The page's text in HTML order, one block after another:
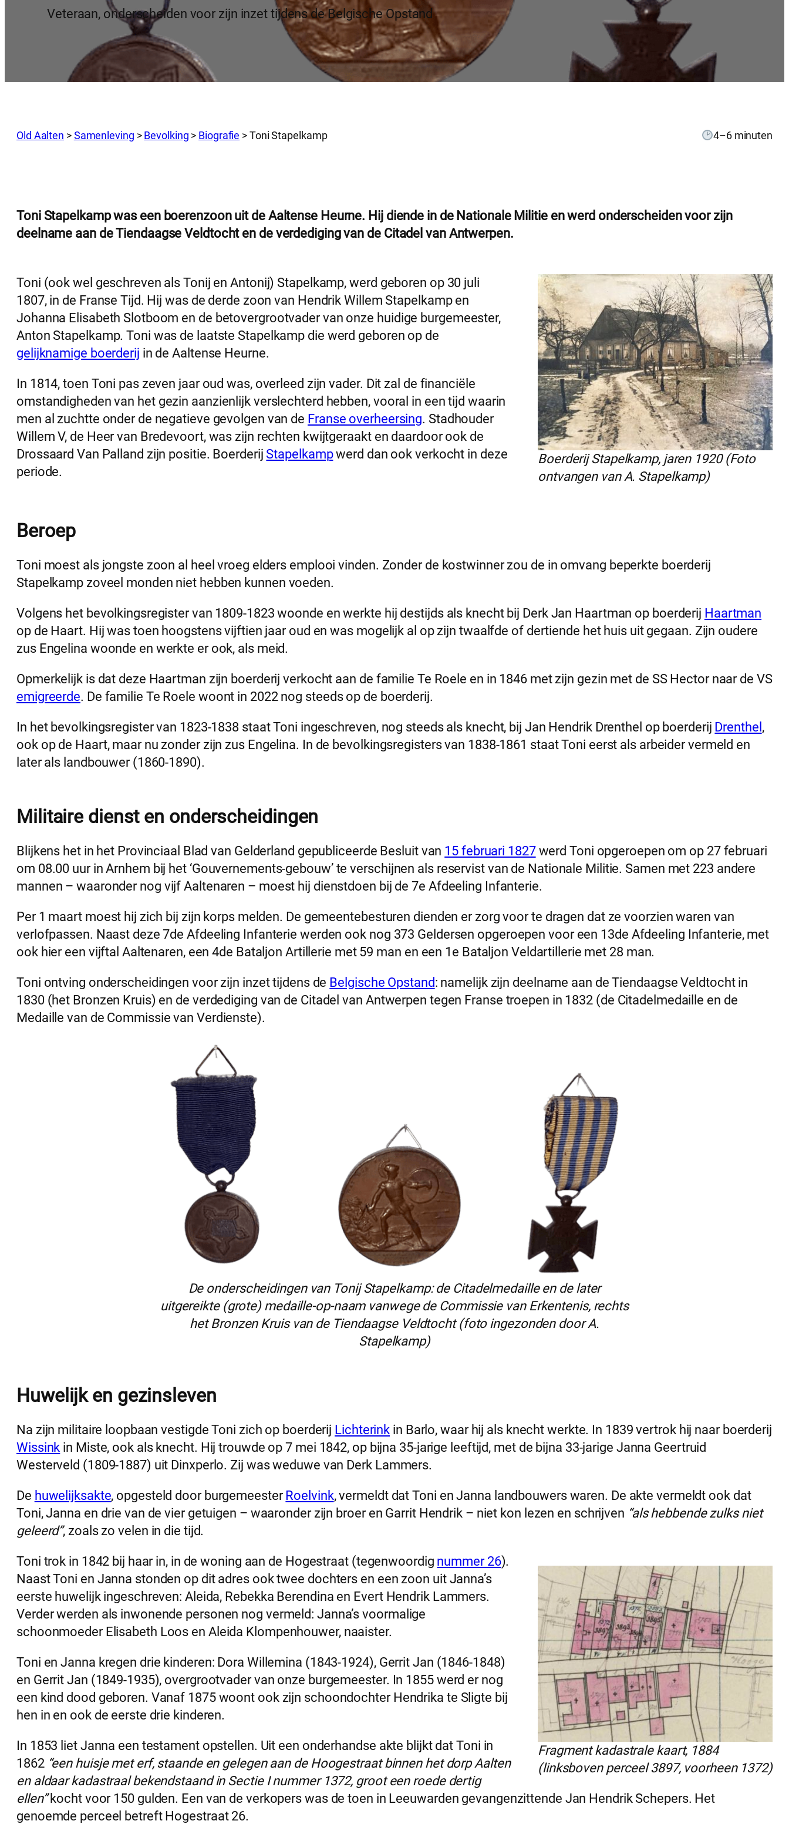
Veteraan, onderscheiden voor zijn inzet tijdens de Belgische Opstand
Old Aalten >Samenleving >Bevolking > Biografie >Toni Stapelkamp 4–6 minuten
Toni Stapelkamp was een boerenzoon uit de Aaltense Heurne. Hij diende in de Nationale Militie en werd onderscheiden voor zijn
deelname aan de Tiendaagse Veldtocht en de verdediging van de Citadel van Antwerpen.
Boerderij Stapelkamp, jaren 1920 (Foto
ontvangen van A. Stapelkamp)
Toni (ook wel geschreven als Tonij en Antonij) Stapelkamp, werd geboren op 30 juli
1807, in de Franse Tijd. Hij was de derde zoon van Hendrik Willem Stapelkamp en
Johanna Elisabeth Slotboom en de betovergrootvader van onze huidige burgemeester,
Anton Stapelkamp. Toni was de laatste Stapelkamp die werd geboren op de
gelijknamige boerderij in de Aaltense Heurne.
In 1814, toen Toni pas zeven jaar oud was, overleed zijn vader. Dit zal de financiële
omstandigheden van het gezin aanzienlijk verslechterd hebben, vooral in een tijd waarin
men al zuchtte onder de negatieve gevolgen van de Franse overheersing. Stadhouder
Willem V, de Heer van Bredevoort, was zijn rechten kwijtgeraakt en daardoor ook de
Drossaard Van Palland zijn positie. Boerderij Stapelkampwerd dan ook verkocht in deze
periode.
Beroep
Toni moest als jongste zoon al heel vroeg elders emplooi vinden. Zonder de kostwinner zou de in omvang beperkte boerderij
Stapelkamp zoveel monden niet hebben kunnen voeden.
Volgens het bevolkingsregister van 1809-1823 woonde en werkte hij destijds als knecht bij Derk Jan Haartman op boerderij Haartman
op de Haart. Hij was toen hoogstens vijftien jaar oud en was mogelijk al op zijn twaalfde of dertiende het huis uit gegaan. Zijn oudere
zus Engelina woonde en werkte er ook, als meid.
Opmerkelijk is dat deze Haartman zijn boerderij verkocht aan de familie Te Roele en in 1846 met zijn gezin met de SS Hector naar de VS
emigreerde. De familie Te Roele woont in 2022 nog steeds op de boerderij.
In het bevolkingsregister van 1823-1838 staat Toni ingeschreven, nog steeds als knecht, bij Jan Hendrik Drenthel op boerderij Drenthel ,
ook op de Haart, maar nu zonder zijn zus Engelina. In de bevolkingsregisters van 1838-1861 staat Toni eerst als arbeider vermeld en
later als landbouwer (1860-1890).
Militaire dienst en onderscheidingen
Blijkens het in het Provinciaal Blad van Gelderland gepubliceerde Besluit van 15 februari 1827werd Toni opgeroepen om op 27 februari
om 08.00 uur in Arnhem bij het ‘Gouvernements-gebouw’ te verschijnen als reservist van de Nationale Militie. Samen met 223 andere
mannen – waaronder nog vijf Aaltenaren – moest hij dienstdoen bij de 7e Afdeeling Infanterie.
Per 1 maart moest hij zich bij zijn korps melden. De gemeentebesturen dienden er zorg voor te dragen dat ze voorzien waren van
verlofpassen. Naast deze 7de Afdeeling Infanterie werden ook nog 373 Geldersen opgeroepen voor een 13de Afdeeling Infanterie, met
ook hier een vijftal Aaltenaren, een 4de Bataljon Artillerie met 59 man en een 1e Bataljon Veldartillerie met 28 man.
Toni ontving onderscheidingen voor zijn inzet tijdens de Belgische Opstand: namelijk zijn deelname aan de Tiendaagse Veldtocht in
1830 (het Bronzen Kruis) en de verdediging van de Citadel van Antwerpen tegen Franse troepen in 1832 (de Citadelmedaille en de
Medaille van de Commissie van Verdienste).
De onderscheidingen van Tonij Stapelkamp: de Citadelmedaille en de later
uitgereikte (grote) medaille-op-naam vanwege de Commissie van Erkentenis, rechts
het Bronzen Kruis van de Tiendaagse Veldtocht (foto ingezonden door A.
Stapelkamp)
Huwelijk en gezinsleven
Na zijn militaire loopbaan vestigde Toni zich op boerderij Lichterink in Barlo, waar hij als knecht werkte. In 1839 vertrok hij naar boerderij
Wissink in Miste, ook als knecht. Hij trouwde op 7 mei 1842, op bijna 35-jarige leeftijd, met de bijna 33-jarige Janna Geertruid
Westerveld (1809-1887) uit Dinxperlo. Zij was weduwe van Derk Lammers.
De huwelijksakte, opgesteld door burgemeester Roelvink, vermeldt dat Toni en Janna landbouwers waren. De akte vermeldt ook dat
Toni, Janna en drie van de vier getuigen – waaronder zijn broer en Garrit Hendrik – niet kon lezen en schrijven “als hebbende zulks niet
geleerd”, zoals zo velen in die tijd.
Fragment kadastrale kaart, 1884
(linksboven perceel 3897, voorheen 1372)
Toni trok in 1842 bij haar in, in de woning aan de Hogestraat (tegenwoordig nummer 26).
Naast Toni en Janna stonden op dit adres ook twee dochters en een zoon uit Janna’s
eerste huwelijk ingeschreven: Aleida, Rebekka Berendina en Evert Hendrik Lammers.
Verder werden als inwonende personen nog vermeld: Janna’s voormalige
schoonmoeder Elisabeth Loos en Aleida Klompenhouwer, naaister.
Toni en Janna kregen drie kinderen: Dora Willemina (1843-1924), Gerrit Jan (1846-1848)
en Gerrit Jan (1849-1935), overgrootvader van onze burgemeester. In 1855 werd er nog
een kind dood geboren. Vanaf 1875 woont ook zijn schoondochter Hendrika te Sligte bij
hen in en ook de eerste drie kinderen.
In 1853 liet Janna een testament opstellen. Uit een onderhandse akte blijkt dat Toni in
1862 “een huisje met erf, staande en gelegen aan de Hoogestraat binnen het dorp Aalten
en aldaar kadastraal bekendstaand in Sectie I nummer 1372, groot een roede dertig
ellen”kocht voor 150 gulden. Een van de verkopers was de toen in Leeuwarden gevangenzittende Jan Hendrik Schepers. Het
genoemde perceel betreft Hogestraat 26.